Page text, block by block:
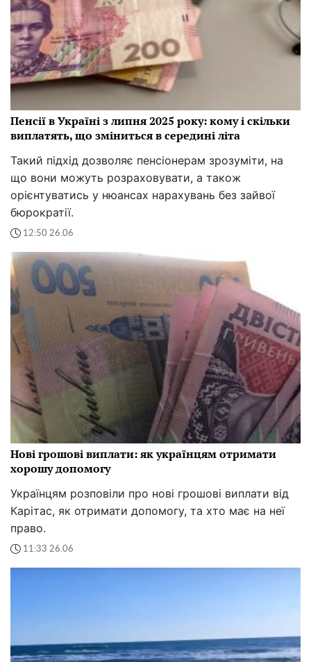
Пенсії в Україні з липня 2025 року: кому і скільки
виплатять, що зміниться в середині літа
Такий підхід дозволяє пенсіонерам зрозуміти, на
що вони можуть розраховувати, а також
орієнтуватись у нюансах нарахувань без зайвої
бюрократії.
12:50 26.06
Нові грошові виплати: як українцям отримати
хорошу допомогу
Українцям розповіли про нові грошові виплати від
Карітас, як отримати допомогу, та хто має на неї
право.
11:33 26.06